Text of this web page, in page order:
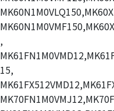
,
15,